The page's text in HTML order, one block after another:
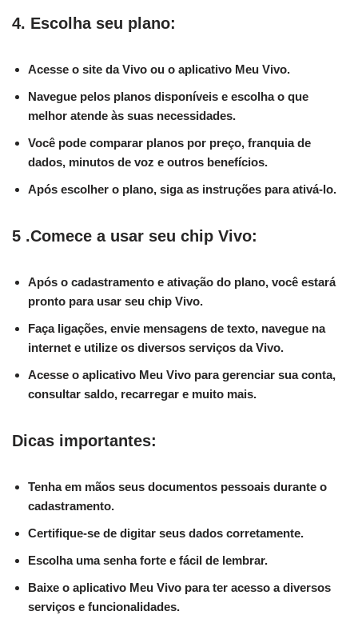
4. Escolha seu plano:
Acesse o site da Vivo ou o aplicativo Meu Vivo.
Navegue pelos planos disponíveis e escolha o que
melhor atende às suas necessidades.
Você pode comparar planos por preço, franquia de
dados, minutos de voz e outros benefícios.
Após escolher o plano, siga as instruções para ativá-lo.
5 .Comece a usar seu chip Vivo:
Após o cadastramento e ativação do plano, você estará
pronto para usar seu chip Vivo.
Faça ligações, envie mensagens de texto, navegue na
internet e utilize os diversos serviços da Vivo.
Acesse o aplicativo Meu Vivo para gerenciar sua conta,
consultar saldo, recarregar e muito mais.
Dicas importantes:
Tenha em mãos seus documentos pessoais durante o
cadastramento.
Certifique-se de digitar seus dados corretamente.
Escolha uma senha forte e fácil de lembrar.
Baixe o aplicativo Meu Vivo para ter acesso a diversos
serviços e funcionalidades.